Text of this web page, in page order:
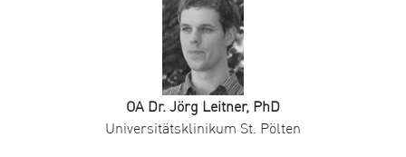
OA Dr. Jörg Leitner, PhD
Universitätsklinikum St. Pölten